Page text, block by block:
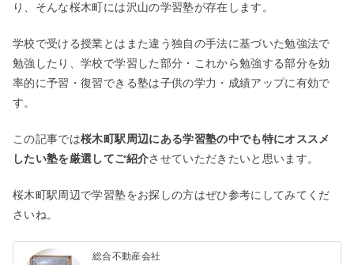
り、そんな桜木町には沢山の学習塾が存在します。
学校で受ける授業とはまた違う独自の手法に基づいた勉強法で
勉強したり、学校で学習した部分・これから勉強する部分を効
率的に予習・復習できる塾は子供の学力・成績アップに有効で
す。
この記事では桜木町駅周辺にある学習塾の中でも特にオススメ
したい塾を厳選してご紹介させていただきたいと思います。
桜木町駅周辺で学習塾をお探しの方はぜひ参考にしてみてくだ
さいね。
総合不動産会社